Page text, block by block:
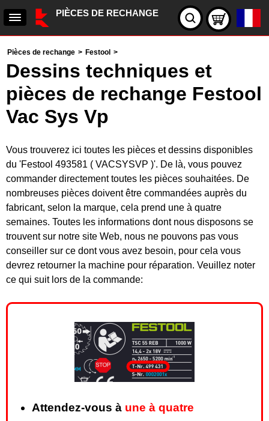
PIÈCES DE RECHANGE
Pièces de rechange > Festool >
Dessins techniques et
pièces de rechange Festool
Vac Sys Vp
Vous trouverez ici toutes les pièces et dessins disponibles
du 'Festool 493581 ( VACSYSVP )'. De là, vous pouvez
commander directement toutes les pièces souhaitées. De
nombreuses pièces doivent être commandées auprès du
fabricant, selon la marque, cela prend une à quatre
semaines. Toutes les informations dont nous disposons se
trouvent sur notre site Web, nous ne pouvons pas vous
conseiller sur ce dont vous avez besoin, pour cela vous
devrez retourner la machine pour réparation. Veuillez noter
ce qui suit lors de la commande:
Attendez-vous à une à quatre